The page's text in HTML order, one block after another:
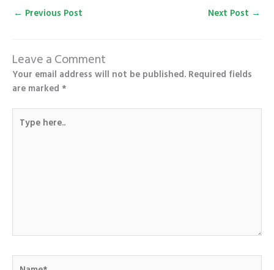
← Previous Post Next Post →
Leave a Comment
Your email address will not be published. Required fields
are marked *
here..